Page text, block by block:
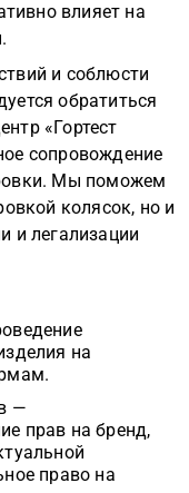
влияет на
и соблюсти
обратиться
«Гортест
сопровождение
Мы поможем
колясок, но и
и легализации
на
—
прав на бренд,
право на